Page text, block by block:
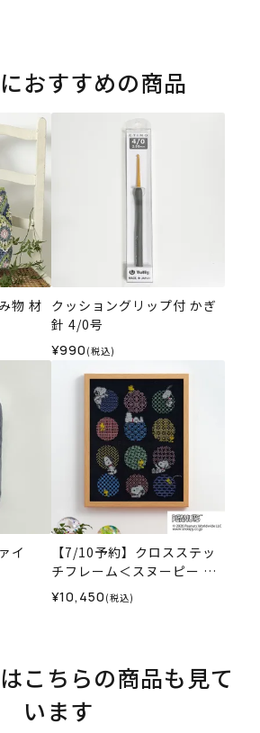
おすすめの商品
物 材 クッショングリップ付 かぎ
針 4/0号
¥990 (税込)
イ
【7/10予約】クロスステッ
チフレーム＜スヌーピー 刺
し子時間＞
¥10,450 (税込)
こちらの商品も見て
います